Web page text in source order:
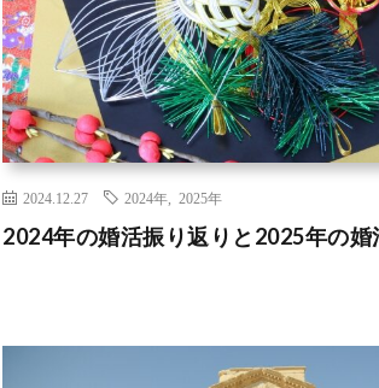
2024.12.27 2024年 ,2025年
2024年の婚活振り返りと2025年の婚